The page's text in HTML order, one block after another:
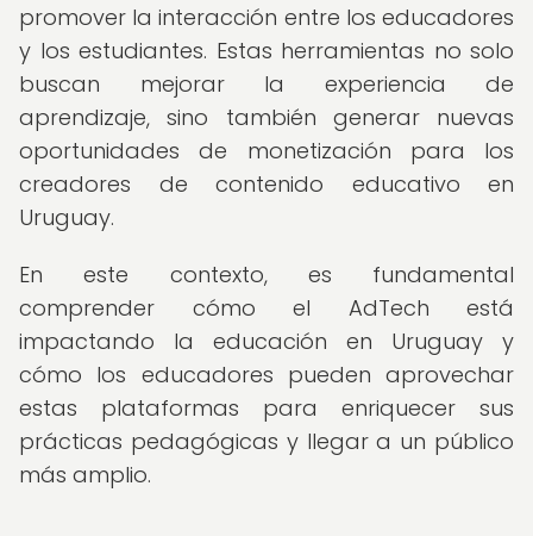
promover la interacción entre los educadores
y los estudiantes. Estas herramientas no solo
buscan mejorar la experiencia de
aprendizaje, sino también generar nuevas
oportunidades de monetización para los
creadores de contenido educativo en
Uruguay.
En este contexto, es fundamental
comprender cómo el AdTech está
impactando la educación en Uruguay y
cómo los educadores pueden aprovechar
estas plataformas para enriquecer sus
prácticas pedagógicas y llegar a un público
más amplio.